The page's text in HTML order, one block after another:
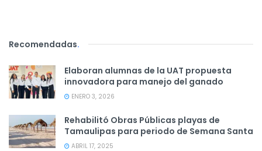
Recomendadas.
Elaboran alumnas de la UAT propuesta
innovadora para manejo del ganado
ENERO 3, 2026
Rehabilitó Obras Públicas playas de
Tamaulipas para periodo de Semana Santa
ABRIL 17, 2025